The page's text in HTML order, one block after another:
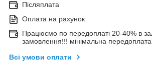
Післяплата
Оплата на рахунок
Працюємо по передоплаті 20-40% в
замовлення!!! мінімальна
Всі умови оплати